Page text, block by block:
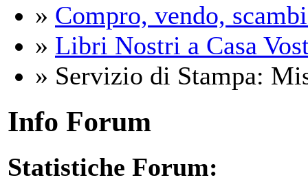
» Compro, vendo,
» Libri Nostri a Casa
» Servizio di Stampa:
Info Forum
Statistiche Forum: